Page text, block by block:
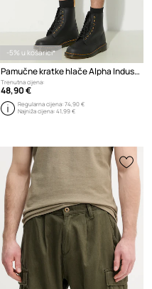
-5% u košarici*
Pamučne kratke hlače Alpha Industries
Trenutna cijena:
48,90 €
Regularna cijena:74,90 €
Najniža cijena:41,99 €